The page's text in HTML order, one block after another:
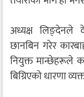
अध्यक्ष लिङ्देनले
छानबिन गरेर
नियुक्त मान्छेहरूले
बिग्रिएको धारणा